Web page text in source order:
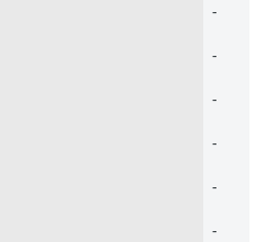
-
-
-
-
-
-